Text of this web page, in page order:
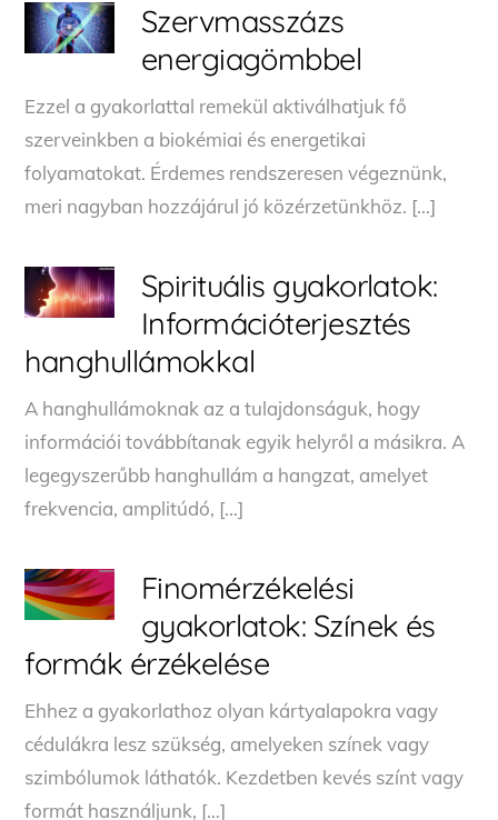
Szervmasszázs
energiagömbbel
Ezzel a gyakorlattal remekül aktiválhatjuk fő
szerveinkben a biokémiai és energetikai
folyamatokat. Érdemes rendszeresen végeznünk,
meri nagyban hozzájárul jó közérzetünkhöz. […]
Spirituális gyakorlatok:
Információterjesztés
hanghullámokkal
A hanghullámoknak az a tulajdonságuk, hogy
információi továbbítanak egyik helyről a másikra. A
legegyszerűbb hanghullám a hangzat, amelyet
frekvencia, amplitúdó, […]
Finomérzékelési
gyakorlatok: Színek és
formák érzékelése
Ehhez a gyakorlathoz olyan kártyalapokra vagy
cédulákra lesz szükség, amelyeken színek vagy
szimbólumok láthatók. Kezdetben kevés színt vagy
formát használjunk, […]